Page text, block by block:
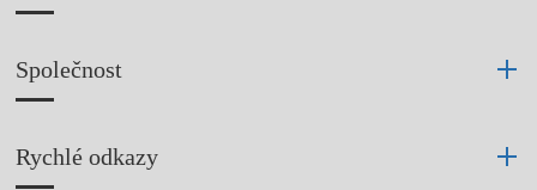
Společnost
Rychlé odkazy